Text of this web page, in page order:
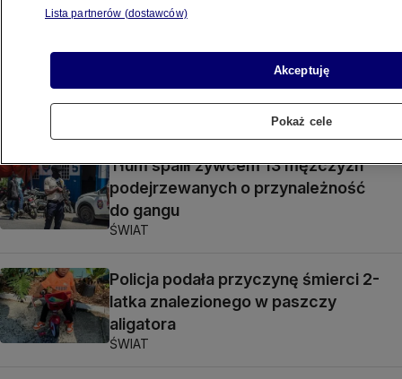
Został uduszony i podpalony. Ciało
znaleźli w 2005 roku, po latach
Tłum spalił żywcem 13 mężczyzn
podejrzewanych o przynależność
do gangu
ŚWIAT
Policja podała przyczynę śmierci 2-
latka znalezionego w paszczy
aligatora
ŚWIAT
Lista partnerów (dostawców)
Akceptuję
Pokaż cele